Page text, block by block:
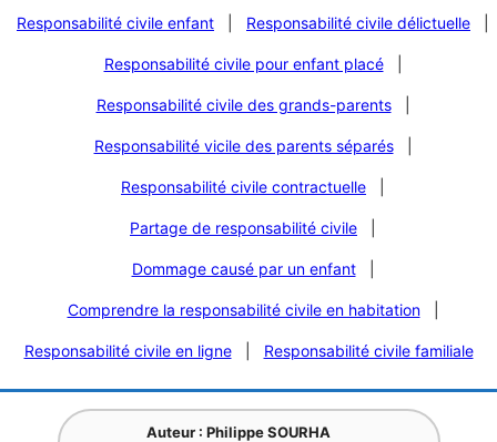
Responsabilité civile enfant Responsabilité civile délictuelle
Responsabilité civile pour enfant placé
Responsabilité civile des grands-parents
Responsabilité vicile des parents séparés
Responsabilité civile contractuelle
Partage de responsabilité civile
Dommage causé par un enfant
Comprendre la responsabilité civile en habitation
Responsabilité civile en ligne Responsabilité civile familiale
Auteur : Philippe SOURHA